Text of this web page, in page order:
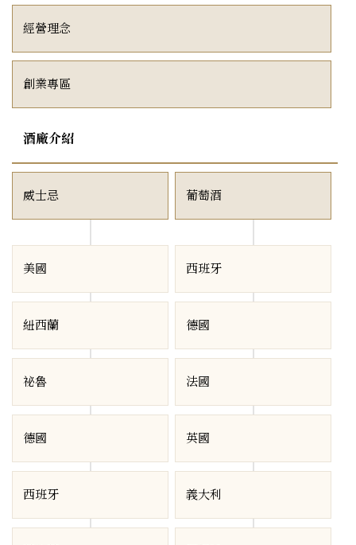
經營理念
創業專區
酒廠介紹
威士忌
美國
紐西蘭
祕魯
德國
西班牙
葡萄酒
西班牙
德國
法國
英國
義大利